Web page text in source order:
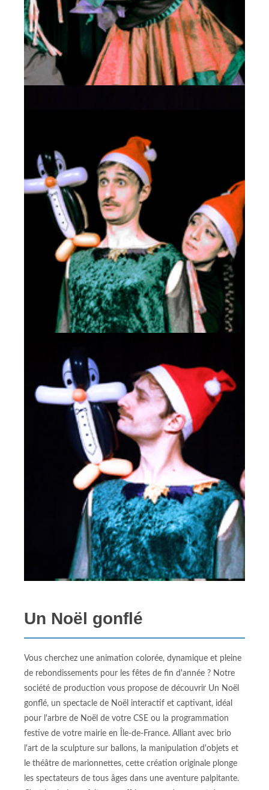
Un Noël gonflé
Vous cherchez une animation colorée, dynamique et pleine
de rebondissements pour les fêtes de fin d'année ? Notre
société de production vous propose de découvrir Un Noël
gonflé, un spectacle de Noël interactif et captivant, idéal
pour l'arbre de Noël de votre CSE ou la programmation
festive de votre mairie en Île-de-France. Alliant avec brio
l'art de la sculpture sur ballons, la manipulation d'objets et
le théâtre de marionnettes, cette création originale plonge
les spectateurs de tous âges dans une aventure palpitante.